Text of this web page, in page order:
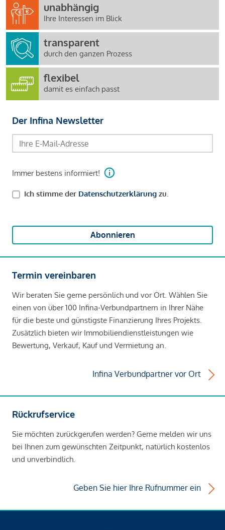
unabhängig
Ihre Interessen im Blick
transparent
durch den ganzen Prozess
flexibel
damit es einfach passt
Der Infina Newsletter
Immer bestens informiert!
Ich stimme der Datenschutzerklärung zu.
Abonnieren
Termin vereinbaren
Wir beraten Sie gerne persönlich und vor Ort. Wählen Sie
einen von über 100 Infina-Verbundpartnern in Ihrer Nähe
für die beste und günstigste Finanzierung Ihres Projekts.
Zusätzlich bieten wir Immobiliendienstleistungen wie
Bewertung, Verkauf, Kauf und Vermietung an.
Infina Verbundpartner vor Ort
Rückrufservice
Sie möchten zurückgerufen werden? Gerne melden wir uns
bei Ihnen zum gewünschten Zeitpunkt, natürlich kostenlos
und unverbindlich.
Geben Sie hier Ihre Rufnummer ein